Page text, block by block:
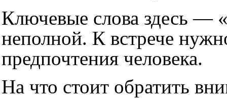
Ключевые слова здесь —
неполной. К встрече
предпочтения человека.
На что стоит обратить